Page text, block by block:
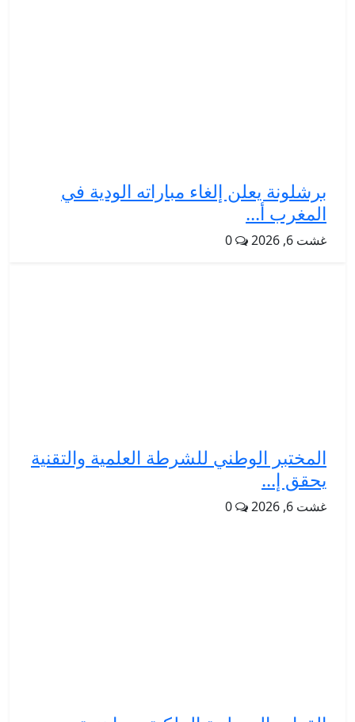
برشلونة يعلن إلغاء مباراته الودية في
المغرب أ...
غشت 6, 2026 0
المختبر الوطني للشرطة العلمية والتقنية
يحقق إ...
غشت 6, 2026 0